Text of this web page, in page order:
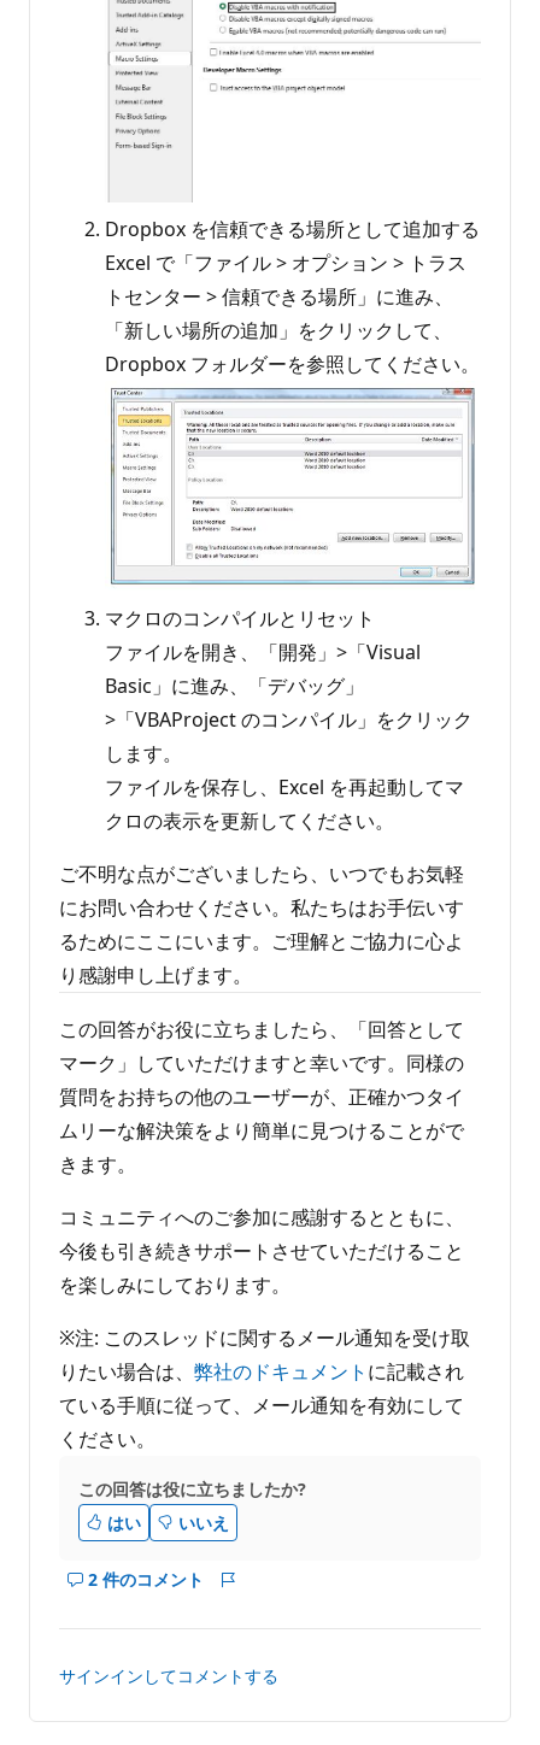
Dropbox を信頼できる場所として追加する
Excel で「ファイル > オプション > トラス
トセンター > 信頼できる場所」に進み、
「新しい場所の追加」をクリックして、
Dropbox フォルダーを参照してください。
マクロのコンパイルとリセット
ファイルを開き、「開発」>「Visual
Basic」に進み、「デバッグ」
>「VBAProject のコンパイル」をクリック
します。
ファイルを保存し、Excel を再起動してマ
クロの表示を更新してください。
ご不明な点がございましたら、いつでもお気軽
にお問い合わせください。私たちはお手伝いす
るためにここにいます。ご理解とご協力に心よ
り感謝申し上げます。
この回答がお役に立ちましたら、「回答として
マーク」していただけますと幸いです。同様の
質問をお持ちの他のユーザーが、正確かつタイ
ムリーな解決策をより簡単に見つけることがで
きます。
コミュニティへのご参加に感謝するとともに、
今後も引き続きサポートさせていただけること
を楽しみにしております。
※注: このスレッドに関するメール通知を受け取
りたい場合は、 弊社のドキュメント に記載され
ている手順に従って、メール通知を有効にして
ください。
この回答は役に立ちましたか?
はい
いいえ
2 件のコメント
こ
答
の
コ
ト
サインインしてコメントする